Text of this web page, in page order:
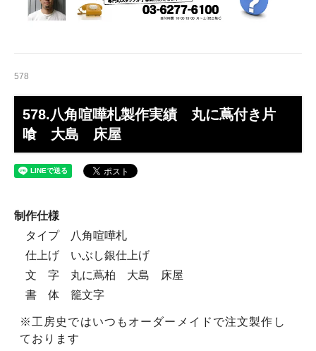
578
578.八角喧嘩札製作実績 丸に蔦付き片
喰 大島 床屋
制作仕様
タイプ 八角喧嘩札
仕上げ いぶし銀仕上げ
文 字 丸に蔦柏 大島 床屋
書 体 籠文字
※工房史ではいつもオーダーメイドで注文製作し
ております